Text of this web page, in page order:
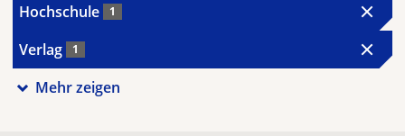
Hochschule 1
Verlag 1
Mehr zeigen